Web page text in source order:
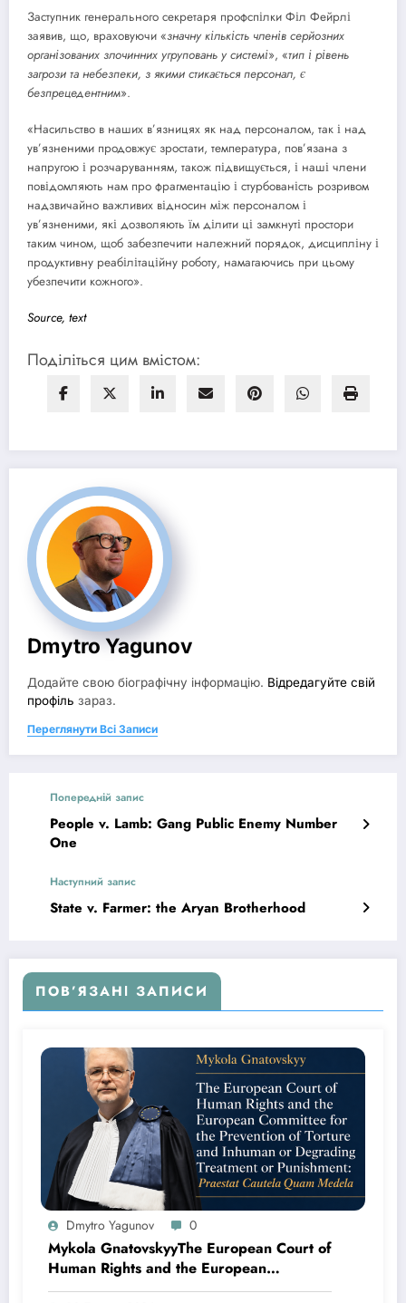
Заступник генерального секретаря профспілки Філ Фейрлі
заявив, що, враховуючи «значну кількість членів серйозних
організованих злочинних угруповань у системі», «тип і рівень
загрози та небезпеки, з якими стикається персонал, є
безпрецедентним».
«Насильство в наших в’язницях як над персоналом, так і над
ув’язненими продовжує зростати, температура, пов’язана з
напругою і розчаруванням, також підвищується, і наші члени
повідомляють нам про фрагментацію і стурбованість розривом
надзвичайно важливих відносин між персоналом і
ув’язненими, які дозволяють їм ділити ці замкнуті простори
таким чином, щоб забезпечити належний порядок, дисципліну і
продуктивну реабілітаційну роботу, намагаючись при цьому
убезпечити кожного».
Source, text
Поділіться цим вмістом:
Dmytro Yagunov
Додайте свою біографічну інформацію. Відредагуйте свій
профіль зараз.
Переглянути Всі Записи
Попередній запис
People v. Lamb: Gang Public Enemy Number
One
Наступний запис
State v. Farmer: the Aryan Brotherhood
ПОВ’ЯЗАНІ ЗАПИСИ
Dmytro Yagunov 0
Mykola GnatovskyyThe European Court of
Human Rights and the European
Committee for the Prevention of Torture